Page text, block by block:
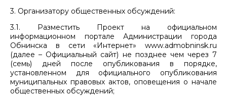
3. Организатору общественных обсуждений:
3.1. Разместить Проект на официальном
информационном портале Администрации города
Обнинска в сети «Интернет» www.admobninsk.ru
(далее – Официальный сайт) не позднее чем через 7
(семь) дней после опубликования в порядке,
установленном для официального опубликования
муниципальных правовых актов, оповещения о начале
общественных обсуждений;